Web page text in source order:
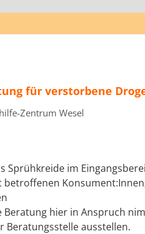
für verstorbene
Zentrum Wesel
Sprühkreide im
Beratung hier in Anspruch
Beratungsstelle ausstellen.